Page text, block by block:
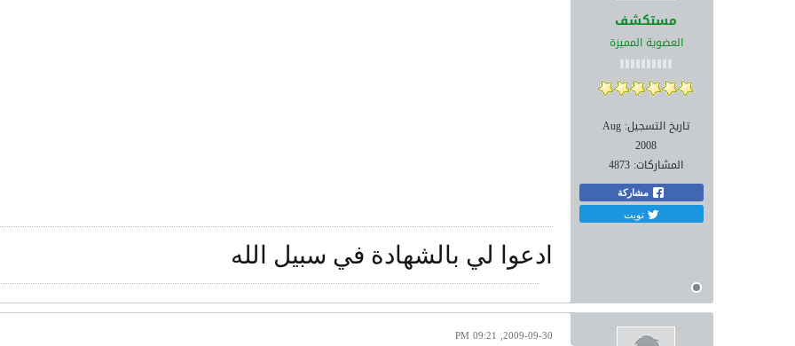
مستكشف
العضوية المميزة
تاريخ التسجيل: Aug
2008
المشاركات: 4873
مشاركة
تويت
ادعوا لي بالشهادة في سبيل الله
2009-09-30, 09:21 PM